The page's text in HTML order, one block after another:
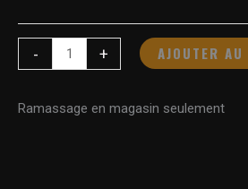
- + AJOUTER AU
Ramassage en magasin seulement